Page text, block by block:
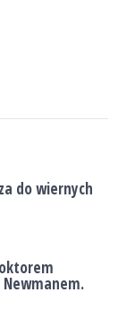
do wiernych
Newmanem.